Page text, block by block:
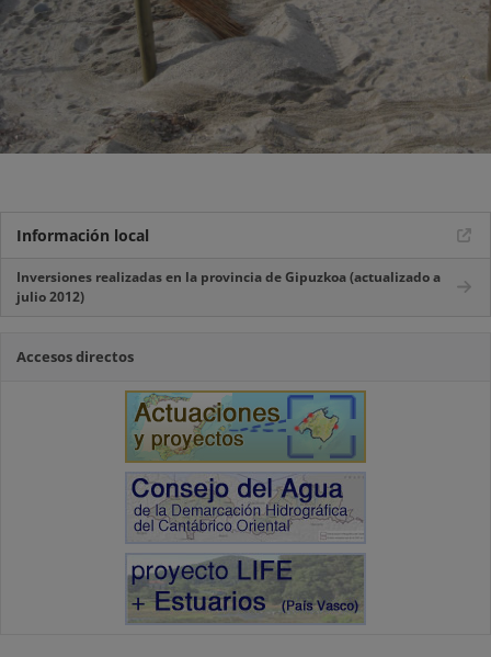
Información local
Inversiones realizadas en la provincia de Gipuzkoa (actualizado a
julio 2012)
Accesos directos